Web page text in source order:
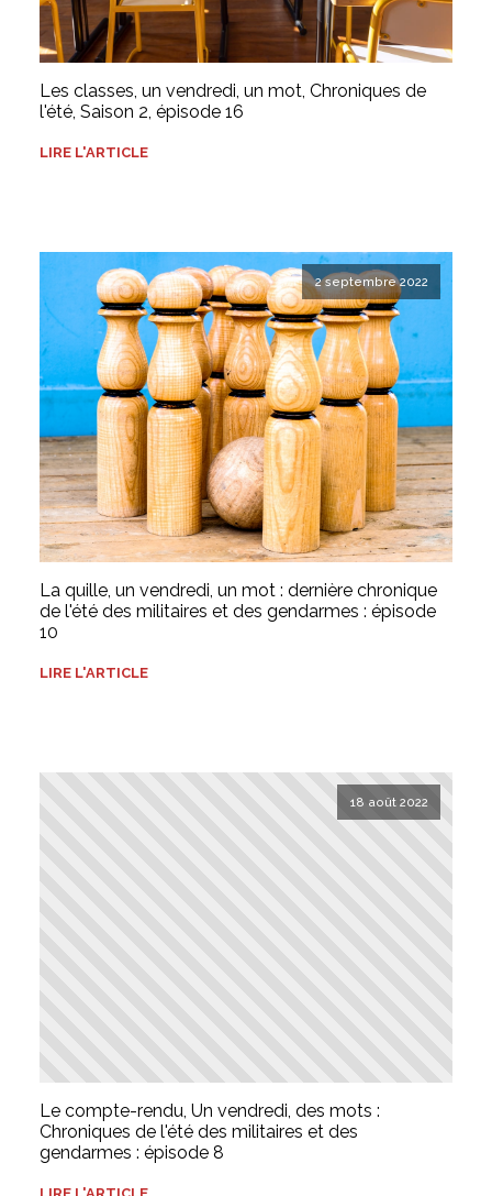
Les classes, un vendredi, un mot, Chroniques de
l'été, Saison 2, épisode 16
LIRE L'ARTICLE
2 septembre 2022
La quille, un vendredi, un mot : dernière chronique
de l'été des militaires et des gendarmes : épisode
10
LIRE L'ARTICLE
18 août 2022
Le compte-rendu, Un vendredi, des mots :
Chroniques de l'été des militaires et des
gendarmes : épisode 8